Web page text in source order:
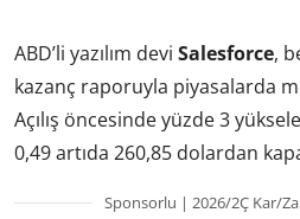
ABD’li yazılım devi Salesforce,
kazanç raporuyla piyasalarda
Açılış öncesinde yüzde 3
0,49 artıda 260,85 dolardan
Sponsorlu | 2026/2Ç Kar/